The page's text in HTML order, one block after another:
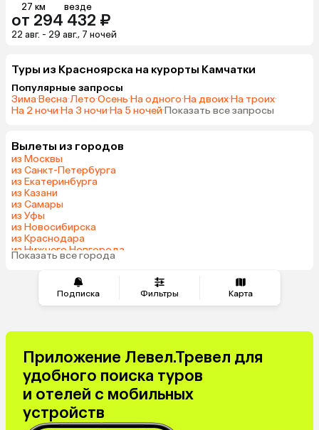
Подписка Фильтры Карта
27 км везде
от 294 432 ₽
22 авг. - 29 авг., 7 ночей
Туры из Красноярска на курорты Камчатки
Популярные запросы
Зима·Весна·Лето·Осень·На одного·На двоих·На троих·
На 2 ночи·На 3 ночи·На 5 ночей·Показать все запросы
Вылеты из городов
из Москвы
из Санкт-Петербурга
из Екатеринбурга
из Казани
из Самары
из Уфы
из Новосибирска
из Краснодара
из Нижнего Новгорода
из Перми
Показать все города
Приложение Левел.Тревел для
удобного поиска туров
и отелей с мобильных
устройств